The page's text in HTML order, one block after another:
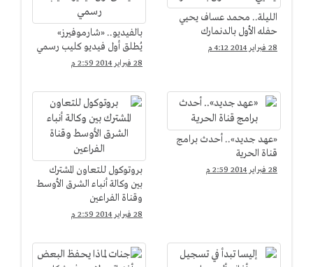
الليلة.. محمد عساف يحيي
حفله الأول بالدنمارك
28 فبراير 2014 4:12 م
بالفيديو.. «شارموفيرز»
يُطلق أول فيديو كليب رسمي
28 فبراير 2014 2:59 م
«عهد جديد».. أحدث برامج
قناة الحرية
28 فبراير 2014 2:59 م
بروتوكول للتعاون المشترك
بين وكالة أنباء الشرق الأوسط
وقناة الفراعين
28 فبراير 2014 2:59 م